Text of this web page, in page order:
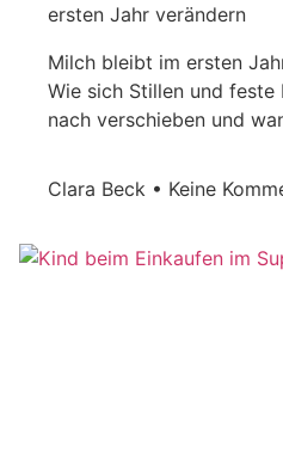
ersten Jahr verändern
Milch bleibt im ersten
Wie sich Stillen und feste
nach verschieben und
Clara Beck Keine